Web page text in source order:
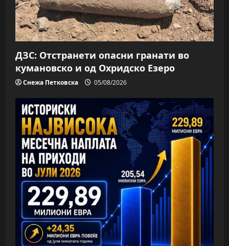
ДЗС: Отстранети опасни гранати во
кумановско и од Охридско Езеро
Снежа Петковска 05/08/2026